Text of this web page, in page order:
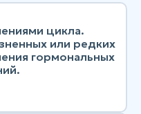
цикла.
или редких
гормональных